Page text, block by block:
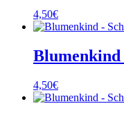
4,50€
Blumenkind
4,50€